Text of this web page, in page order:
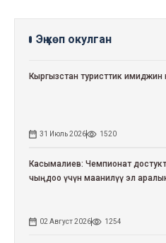
Эң көп окулган
Кыргызстан туристтик имиджин
31 Июль 2026 1520
Касымалиев: Чемпионат
чыңдоо үчүн маанилүү эл
02 Август 2026 1254